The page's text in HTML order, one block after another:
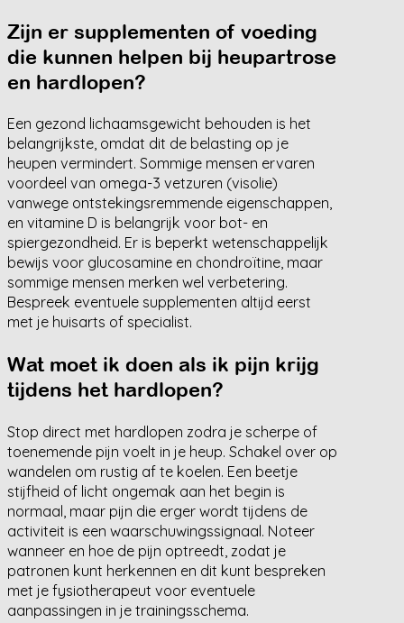
Zijn er supplementen of voeding
die kunnen helpen bij heupartrose
en hardlopen?
Een gezond lichaamsgewicht behouden is het
belangrijkste, omdat dit de belasting op je
heupen vermindert. Sommige mensen ervaren
voordeel van omega-3 vetzuren (visolie)
vanwege ontstekingsremmende eigenschappen,
en vitamine D is belangrijk voor bot- en
spiergezondheid. Er is beperkt wetenschappelijk
bewijs voor glucosamine en chondroïtine, maar
sommige mensen merken wel verbetering.
Bespreek eventuele supplementen altijd eerst
met je huisarts of specialist.
Wat moet ik doen als ik pijn krijg
tijdens het hardlopen?
Stop direct met hardlopen zodra je scherpe of
toenemende pijn voelt in je heup. Schakel over op
wandelen om rustig af te koelen. Een beetje
stijfheid of licht ongemak aan het begin is
normaal, maar pijn die erger wordt tijdens de
activiteit is een waarschuwingssignaal. Noteer
wanneer en hoe de pijn optreedt, zodat je
patronen kunt herkennen en dit kunt bespreken
met je fysiotherapeut voor eventuele
aanpassingen in je trainingsschema.